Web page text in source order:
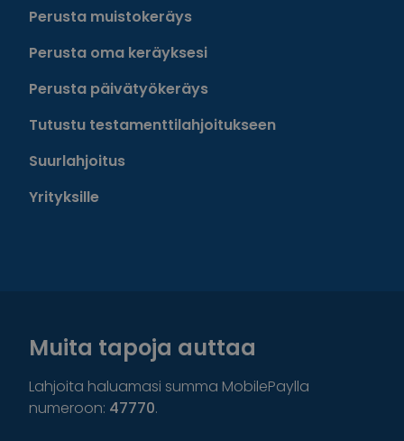
Perusta muistokeräys
Perusta oma keräyksesi
Perusta päivätyökeräys
Tutustu testamenttilahjoitukseen
Suurlahjoitus
Yrityksille
Muita tapoja auttaa
Lahjoita haluamasi summa MobilePaylla
numeroon: 47770.